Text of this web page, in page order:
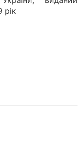
рік